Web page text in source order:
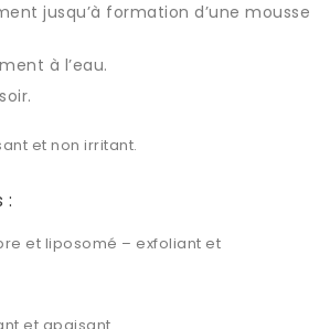
jusqu’à formation d’une mousse
à l’eau.
et non irritant.
:
et liposomé – exfoliant et